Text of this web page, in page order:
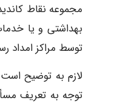
مجموعه نقاط
بهداشتی و یا
توسط مراکز امداد
لازم به توضیح
توجه به تعریف